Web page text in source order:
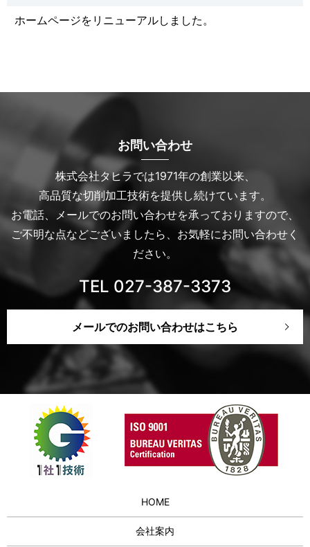
ホームページをリニューアルしました。
お問い合わせ
株式会社タヒラでは1971年の創業以来、
高品質な切削加工技術を提供し続けています。
お電話、メールでのお問い合わせを承っておりますので、
ご不明な点などございましたら、お気軽にお問い合わせく
ださい。
TEL 027-387-3373
メールでのお問い合わせはこちら
HOME
会社案内